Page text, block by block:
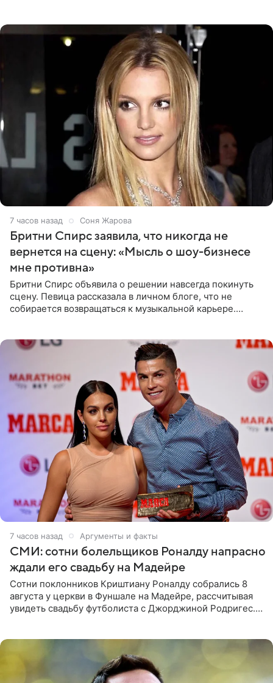
7 часов назад Соня Жарова
Бритни Спирс заявила, что никогда не
вернется на сцену: «Мысль о шоу-бизнесе
мне противна»
Бритни Спирс объявила о решении навсегда покинуть
сцену. Певица рассказала в личном блоге, что не
собирается возвращаться к музыкальной карьере.
7 часов назад Аргументы и факты
СМИ: сотни болельщиков Роналду напрасно
ждали его свадьбу на Мадейре
Сотни поклонников Криштиану Роналду собрались 8
августа у церкви в Фуншале на Мадейре, рассчитывая
увидеть свадьбу футболиста с Джорджиной Родригес.